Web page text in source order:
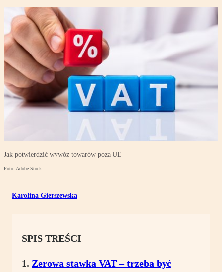
Jak potwierdzić wywóz towarów poza UE
Foto: Adobe Stock
Karolina Gierszewska
SPIS TREŚCI
Zerowa stawka VAT – trzeba być